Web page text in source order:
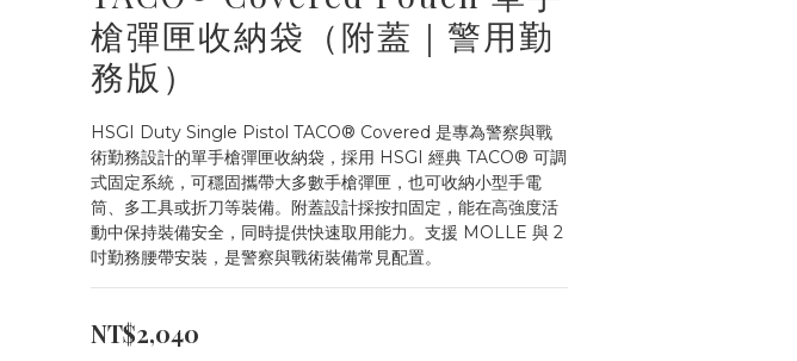
槍彈匣收納袋（附蓋｜警用勤
務版）
HSGI Duty Single Pistol TACO® Covered 是專為警察與戰
術勤務設計的單手槍彈匣收納袋，採用 HSGI 經典 TACO® 可調
式固定系統，可穩固攜帶大多數手槍彈匣，也可收納小型手電
筒、多工具或折刀等裝備。附蓋設計採按扣固定，能在高強度活
動中保持裝備安全，同時提供快速取用能力。支援 MOLLE 與 2
吋勤務腰帶安裝，是警察與戰術裝備常見配置。
NT$2,040